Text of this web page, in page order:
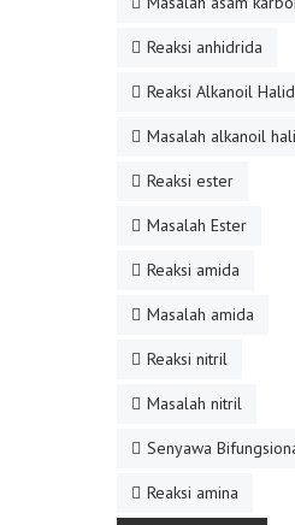
Reaksi anhidrida
Reaksi Alkanoil
Masalah alkanoil
Reaksi ester
Masalah Ester
Reaksi amida
Masalah amida
Reaksi nitril
Masalah nitril
Senyawa
Reaksi amina